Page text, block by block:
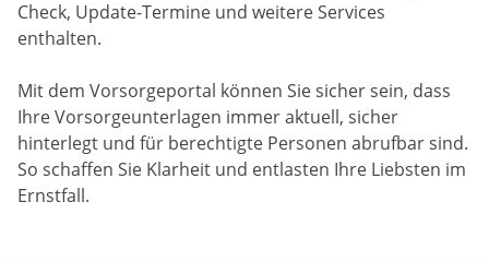
Check, Update-Termine und weitere Services
enthalten.
Mit dem Vorsorgeportal können Sie sicher sein, dass
Ihre Vorsorgeunterlagen immer aktuell, sicher
hinterlegt und für berechtigte Personen abrufbar sind.
So schaffen Sie Klarheit und entlasten Ihre Liebsten im
Ernstfall.